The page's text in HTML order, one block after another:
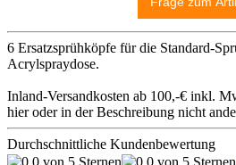
6 Ersatzsprühköpfe für die Standard-
Acrylspraydose.
Inland-Versandkosten ab 100,-€ inkl.
hier oder in der Beschreibung nicht
Durchschnittliche Kundenbewertung